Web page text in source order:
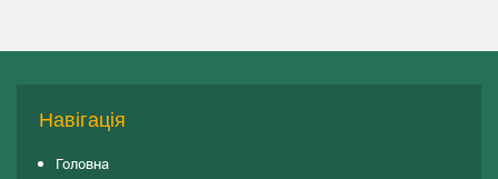
Навігація
Головна